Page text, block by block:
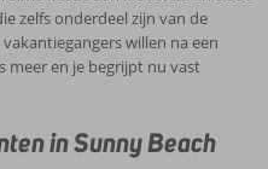
zelfs onderdeel zijn van de
willen na een
meer en je begrijpt nu vast
in Sunny Beach